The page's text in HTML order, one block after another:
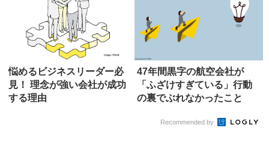
悩めるビジネスリーダー必
見！ 理念が強い会社が成功
する理由
47年間黒字の航空会社が
「ふざけすぎている」行動
の裏でぶれなかったこと
Recommended by